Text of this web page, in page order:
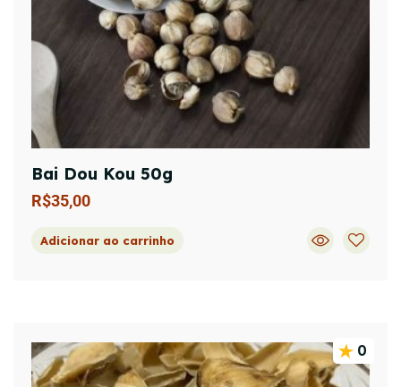
Bai Dou Kou 50g
R$35,00
Adicionar ao carrinho
0